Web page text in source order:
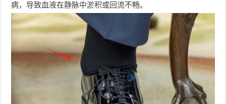
病，导致血液在静脉中淤积或回流不畅。